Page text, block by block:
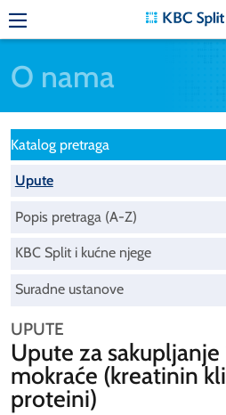
O nama
Katalog pretraga
Upute
Popis pretraga (A-Z)
KBC Split i kućne njege
Suradne ustanove
UPUTE
Upute za
mokraće (kreatinin
proteini)